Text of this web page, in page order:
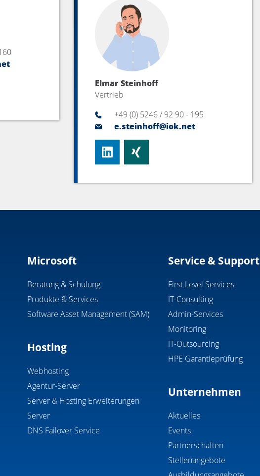
Elmar Steinhoff
Vertrieb
+49 (0) 5246 / 92 90 - 195
e.steinhoff@iok.net
Microsoft
Beratung & Schulung
Produkte & Services
Software Asset Management (SAM)
Hosting
Webhosting
Agentur-Server
Server & Hosting Erweiterungen
Server
DNS Failover Service
Service & Support
First Level Services
IT-Consulting
Admin-Services
Monitoring
IT-Outsourcing
HPE Garantieprüfung
Unternehmen
Aktuelles
Events
Partnerschaften
Stellenangebote